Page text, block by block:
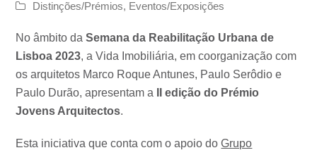
Distinções/Prémios, Eventos/Exposições
No âmbito daSemana da Reabilitação Urbana de
Lisboa 2023, a Vida Imobiliária, em coorganização com
os arquitetos Marco Roque Antunes, Paulo Serôdio e
Paulo Durão, apresentam a
II edição do Prémio
Jovens Arquitectos.
Esta iniciativa que conta com o apoio doGrupo